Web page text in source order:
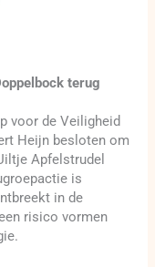
terug
voor de Veiligheid
Heijn besloten om
Apfelstrudel
is
in de
risico vormen